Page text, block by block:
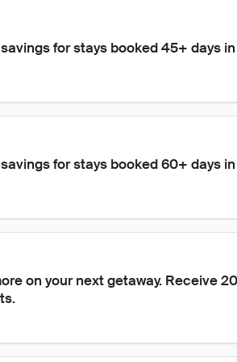
for stays booked 45+ days
for stays booked 60+ days
on your next getaway. Receive